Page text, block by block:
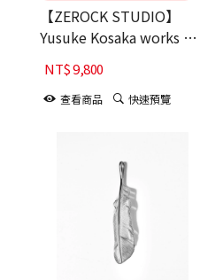
【ZEROCK STUDIO】
Yusuke Kosaka works 小
坂雄介 2024 Pledge 上銀
羽毛吊墜
NT$9,800
查看商品 快速預覽